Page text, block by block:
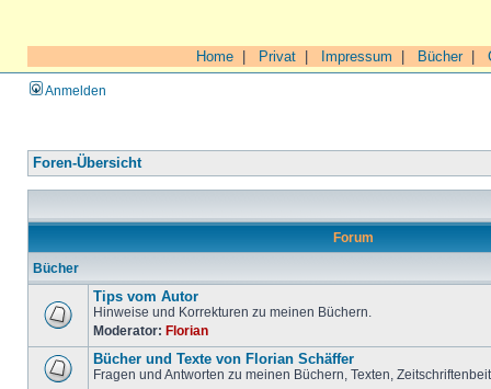
Home Privat Impressum Bücher|
Anmelden
Foren-Übersicht
Forum
Bücher
Tips vom Autor
Hinweise und Korrekturen zu meinen Büchern.
Moderator: Florian
Bücher und Texte von Florian Schäffer
Fragen und Antworten zu meinen Büchern, Texten,